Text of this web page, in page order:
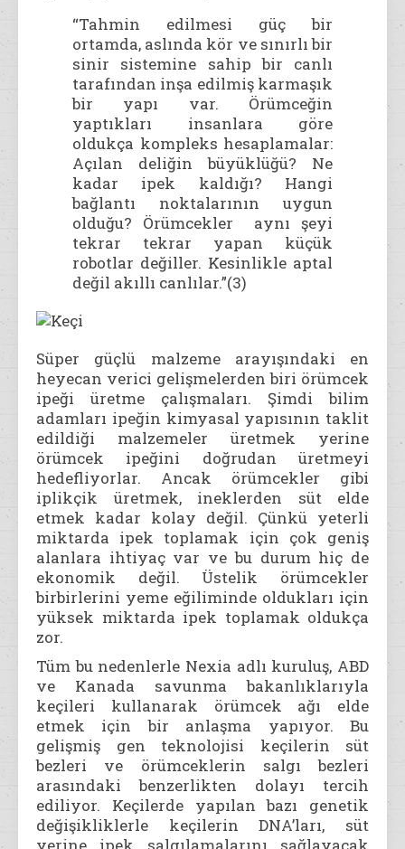
“Tahmin edilmesi güç bir
ortamda, aslında kör ve sınırlı bir
sinir sistemine sahip bir canlı
tarafından inşa edilmiş karmaşık
bir yapı var. Örümceğin
yaptıkları insanlara göre
oldukça kompleks hesaplamalar:
Açılan deliğin büyüklüğü? Ne
kadar ipek kaldığı? Hangi
bağlantı noktalarının uygun
olduğu? Örümcekler aynı şeyi
tekrar tekrar yapan küçük
robotlar değiller. Kesinlikle aptal
değil akıllı canlılar.”(3)
Süper güçlü malzeme arayışındaki en
heyecan verici gelişmelerden biri örümcek
ipeği üretme çalışmaları. Şimdi bilim
adamları ipeğin kimyasal yapısının taklit
edildiği malzemeler üretmek yerine
örümcek ipeğini doğrudan üretmeyi
hedefliyorlar. Ancak örümcekler gibi
iplikçik üretmek, ineklerden süt elde
etmek kadar kolay değil. Çünkü yeterli
miktarda ipek toplamak için çok geniş
alanlara ihtiyaç var ve bu durum hiç de
ekonomik değil. Üstelik örümcekler
birbirlerini yeme eğiliminde oldukları için
yüksek miktarda ipek toplamak oldukça
zor.
Tüm bu nedenlerle Nexia adlı kuruluş, ABD
ve Kanada savunma bakanlıklarıyla
keçileri kullanarak örümcek ağı elde
etmek için bir anlaşma yapıyor. Bu
gelişmiş gen teknolojisi keçilerin süt
bezleri ve örümceklerin salgı bezleri
arasındaki benzerlikten dolayı tercih
ediliyor. Keçilerde yapılan bazı genetik
değişikliklerle keçilerin DNA’ları, süt
yerine ipek salgılamalarını sağlayacak